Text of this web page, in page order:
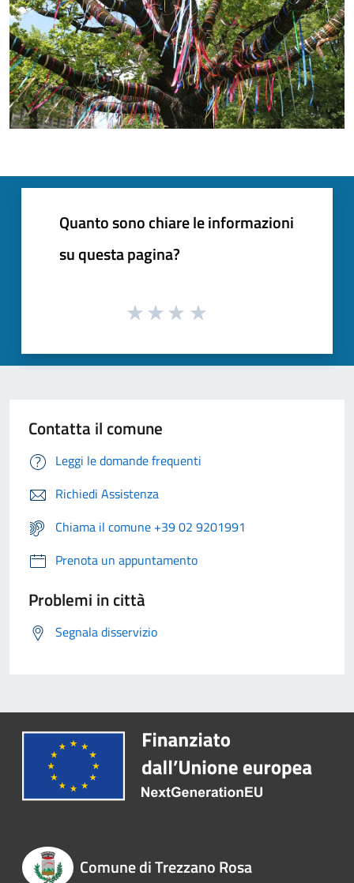
Quanto sono chiare le informazioni
su questa pagina?
Contatta il comune
Leggi le domande frequenti
Richiedi Assistenza
Chiama il comune +39 02 9201991
Prenota un appuntamento
Problemi in città
Segnala disservizio
Comune di Trezzano Rosa